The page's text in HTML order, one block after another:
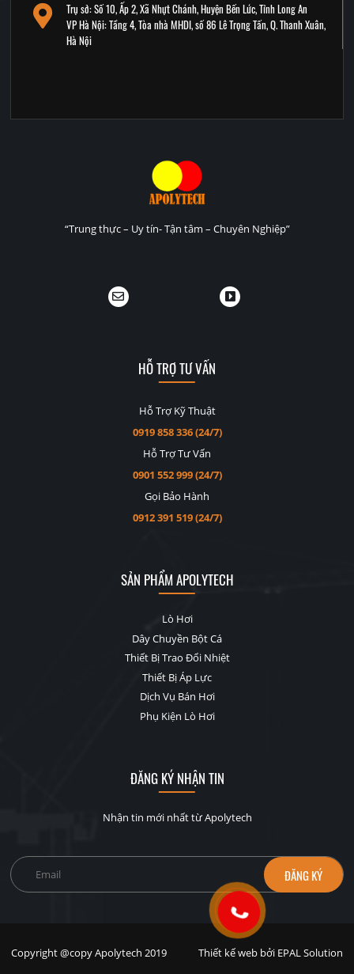
Trụ sở: Số 10, Ấp 2, Xã Nhựt Chánh, Huyện Bến Lức, Tỉnh Long An
VP Hà Nội: Tầng 4, Tòa nhà MHDI, số 86 Lê Trọng Tấn, Q. Thanh Xuân,
Hà Nội
“Trung thực – Uy tín- Tận tâm – Chuyên Nghiệp”
HỖ TRỢ TƯ VẤN
Hỗ Trợ Kỹ Thuật
0919 858 336 (24/7)
Hỗ Trợ Tư Vấn
0901 552 999 (24/7)
Gọi Bảo Hành
0912 391 519 (24/7)
SẢN PHẨM APOLYTECH
Lò Hơi
Dây Chuyền Bột Cá
Thiết Bị Trao Đổi Nhiệt
Thiết Bị Áp Lực
Dịch Vụ Bán Hơi
Phụ Kiện Lò Hơi
ĐĂNG KÝ NHẬN TIN
Nhận tin mới nhất từ Apolytech
Email
Copyright @copy Apolytech 2019 Thiết kế web bởi EPAL Solution